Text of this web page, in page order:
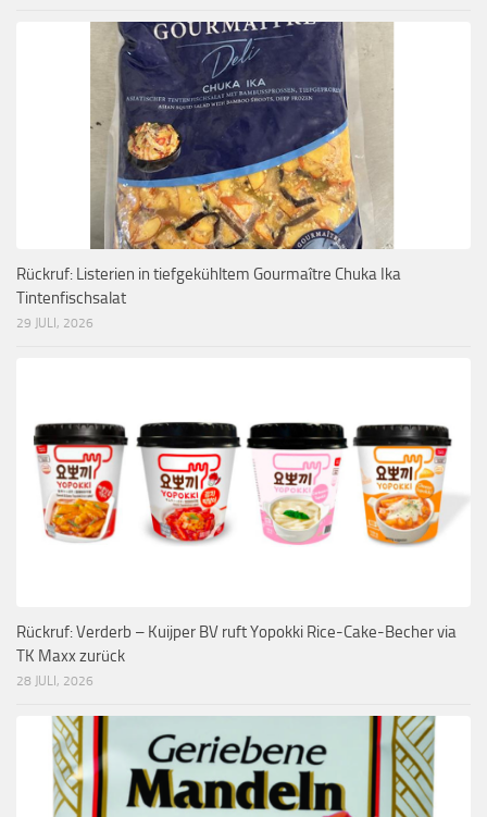
Rückruf: Listerien in tiefgekühltem Gourmaître Chuka Ika
Tintenfischsalat
29 JULI, 2026
Rückruf: Verderb – Kuijper BV ruft Yopokki Rice-Cake-Becher via
TK Maxx zurück
28 JULI, 2026